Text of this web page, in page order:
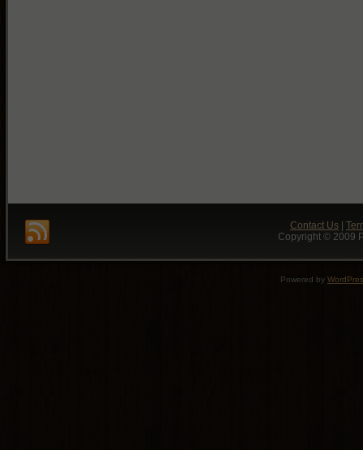
Contact Us |
Copyright © 2009
Powered by